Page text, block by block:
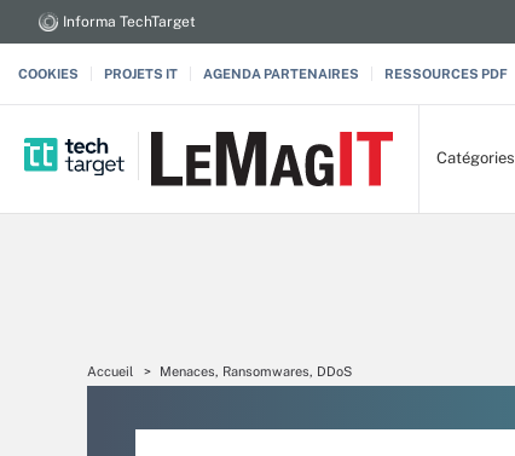
Informa TechTarget
COOKIES PROJETS IT AGENDA PARTENAIRES RESSOURCES PDF
Catégories
Accueil Menaces, Ransomwares, DDoS